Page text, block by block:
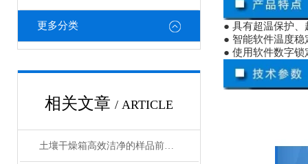
更多分类
相关文章 / ARTICLE
土壤干燥箱高效洁净的样品前处理设备
● 具有超温保护
● 智能软件温度
● 使用软件数字